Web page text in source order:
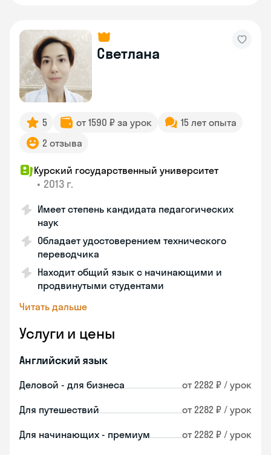
Светлана
5 от 1590 ₽ за урок
15 лет опыта
2 отзыва
Курский государственный университет
• 2013 г.
Имеет степень кандидата педагогических
наук
Обладает удостоверением технического
переводчика
Находит общий язык с начинающими и
продвинутыми студентами
Читать дальше
Услуги и цены
Английский язык
Деловой - для бизнеса от 2282 ₽ / урок
Для путешествий от 2282 ₽ / урок
Для начинающих - премиум от 2282 ₽ / урок